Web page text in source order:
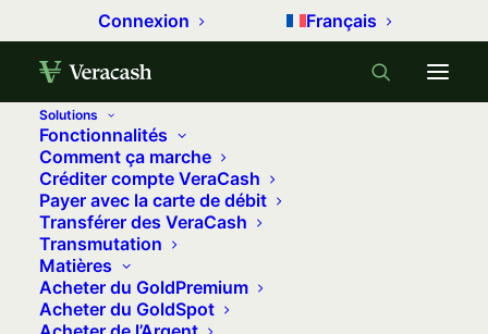
Connexion Français
Solutions
Fonctionnalités
Comment ça marche
Créditer compte VeraCash
Payer avec la carte de débit
Transférer des VeraCash
Transmutation
Matières
Acheter du GoldPremium
Acheter du GoldSpot
Accueil
Gérer son argent
Hyperinflation : de l’Allemagne de 1923 à aujourd’hui
Hyperinflation : de l'Allemagne de
1923 à aujourd'hui
1 septembre 2023 13 minutes